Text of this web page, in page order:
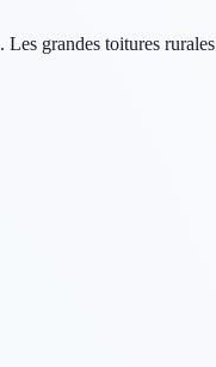
grandes toitures